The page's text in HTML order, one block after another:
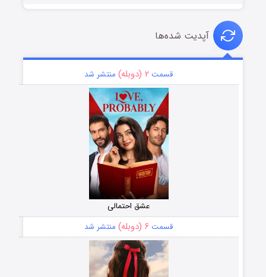
آپدیت شده‌ها
قسمت ۲ (دوبله) منتشر شد
عشق احتمالی
قسمت ۶ (دوبله) منتشر شد